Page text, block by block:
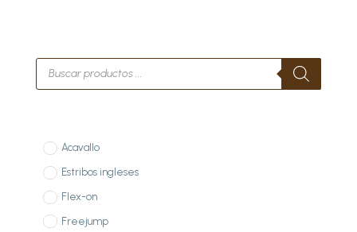
Búsqueda
productos
Acavallo
Estribos ingleses
Flex-on
Freejump